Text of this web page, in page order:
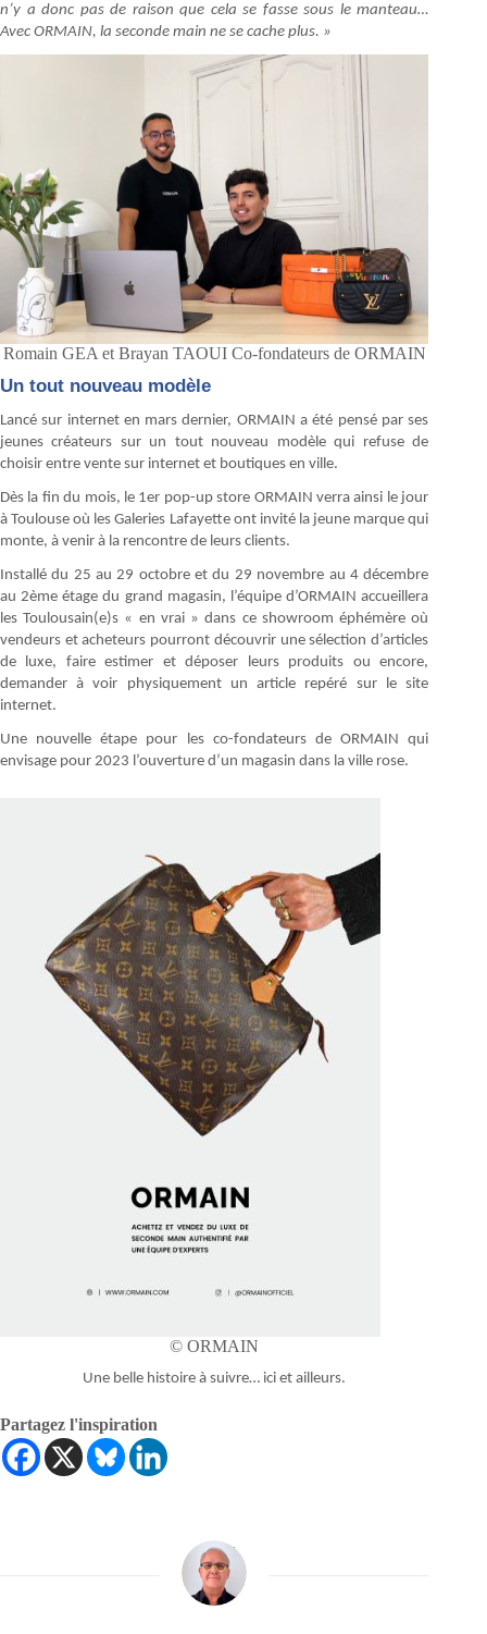
n’y a donc pas de raison que cela se fasse sous le manteau…
Avec ORMAIN, la seconde main ne se cache plus. »
Romain GEA et Brayan TAOUI Co-fondateurs de ORMAIN
Un tout nouveau modèle
Lancé sur internet en mars dernier, ORMAIN a été pensé par ses
jeunes créateurs sur un tout nouveau modèle qui refuse de
choisir entre vente sur internet et boutiques en ville.
Dès la fin du mois, le 1er pop-up store ORMAIN verra ainsi le jour
à Toulouse où les Galeries Lafayette ont invité la jeune marque qui
monte, à venir à la rencontre de leurs clients.
Installé du 25 au 29 octobre et du 29 novembre au 4 décembre
au 2ème étage du grand magasin, l’équipe d’ORMAIN accueillera
les Toulousain(e)s « en vrai » dans ce showroom éphémère où
vendeurs et acheteurs pourront découvrir une sélection d’articles
de luxe, faire estimer et déposer leurs produits ou encore,
demander à voir physiquement un article repéré sur le site
internet.
Une nouvelle étape pour les co-fondateurs de ORMAIN qui
envisage pour 2023 l’ouverture d’un magasin dans la ville rose.
© ORMAIN
Une belle histoire à suivre… ici et ailleurs.
Partagez l'inspiration